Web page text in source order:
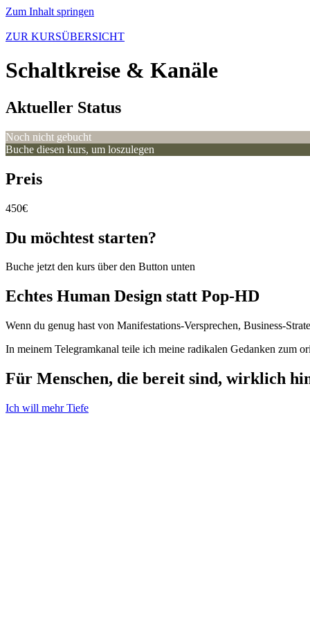
Zum Inhalt springen
ZUR KURSÜBERSICHT
Schaltkreise & Kanäle
Aktueller Status
Noch nicht gebucht
Buche diesen kurs, um loszulegen
Preis
450€
Du möchtest starten?
Buche jetzt den kurs über den Button unten
Echtes Human Design statt Pop-HD
Wenn du genug hast von Manifestations-Versprechen, Business-
In meinem Telegramkanal teile ich meine radikalen Gedanken zum
Für Menschen, die bereit sind, wirklich
Ich will mehr Tiefe